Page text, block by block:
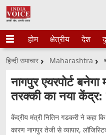
होम क्षेत्रीय देश
हिन्दी समाचार Maharashtra
नागपुर एयरपोर्ट
तरक्की का नया केंद्र:
केंद्रीय मंत्री नितिन गडकरी ने कहा
कारण नागपुर तेजी से व्यापार,